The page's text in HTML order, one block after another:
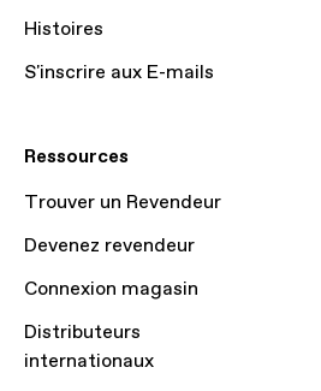
Histoires
S'inscrire aux E-mails
Ressources
Trouver un Revendeur
Devenez revendeur
Connexion magasin
Distributeurs
internationaux